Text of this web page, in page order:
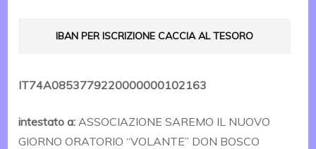
IBAN PER ISCRIZIONE CACCIA AL TESORO
IT74A0853779220000000102163
intestato a: ASSOCIAZIONE SAREMO IL NUOVO
GIORNO ORATORIO “VOLANTE” DON BOSCO